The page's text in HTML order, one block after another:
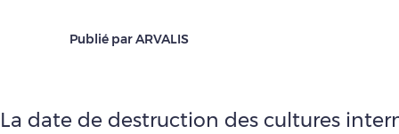
Publié par ARVALIS
La date de destruction des cultures